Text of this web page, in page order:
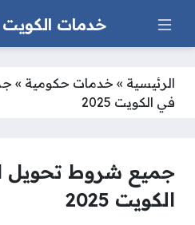
خدمات الكويت
الرئيسية » خدمات حكومية »
في الكويت 2025
جميع شروط تحويل
الكويت 2025